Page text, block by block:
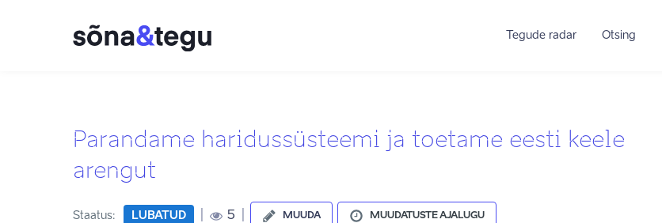
Tegude radar Otsing
Parandame haridussüsteemi ja toetame eesti keele
arengut
Staatus: LUBATUD 5 MUUDA MUUDATUSTE AJALUGU